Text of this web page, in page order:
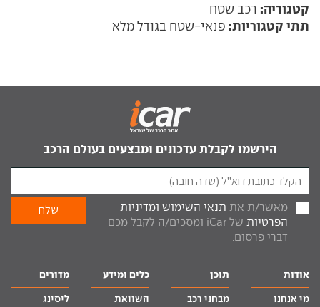
קטגוריה: רכב שטח
תתי קטגוריות: פנאי-שטח בגודל מלא
הירשמו לקבלת עדכונים ומבצעים בעולם הרכב
מאשר/ת את תנאי השימוש ומדיניות
הפרטיות
של iCar ומסכים/ה לקבל מכם
דברי פרסום.
אודות
מי אנחנו
תוכן
מבחני רכב
כלים ומידע
השוואת
מדורים
ליסינג